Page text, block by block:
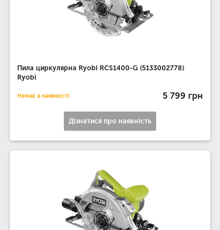
Пила циркулярна Ryobi RCS1400-G (5133002778)
Ryobi
Немає в наявності 5 799 грн
Дізнатися про наявність